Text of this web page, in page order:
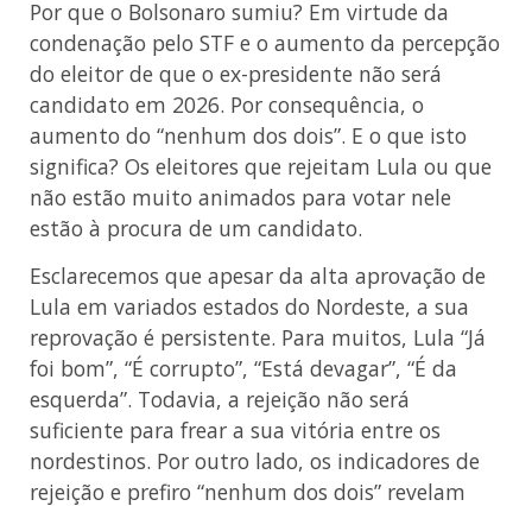
Por que o Bolsonaro sumiu? Em virtude da
condenação pelo STF e o aumento da percepção
do eleitor de que o ex-presidente não será
candidato em 2026. Por consequência, o
aumento do “nenhum dos dois”. E o que isto
significa? Os eleitores que rejeitam Lula ou que
não estão muito animados para votar nele
estão à procura de um candidato.
Esclarecemos que apesar da alta aprovação de
Lula em variados estados do Nordeste, a sua
reprovação é persistente. Para muitos, Lula “Já
foi bom”, “É corrupto”, “Está devagar”, “É da
esquerda”. Todavia, a rejeição não será
suficiente para frear a sua vitória entre os
nordestinos. Por outro lado, os indicadores de
rejeição e prefiro “nenhum dos dois” revelam